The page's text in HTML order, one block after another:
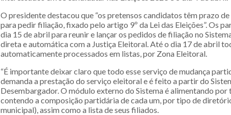
O presidente destacou que “os pretensos candidatos têm prazo de
para pedir filiação, fixado pelo artigo 9º da Lei das Eleições”. Os
dia 15 de abril para reunir e lançar os pedidos de filiação no
direta e automática com a Justiça Eleitoral. Até o dia 17 de abril
automaticamente processados em listas, por Zona Eleitoral.
“É importante deixar claro que todo esse serviço de mudança
demanda a prestação do serviço eleitoral e é feito a partir do
Desembargador. O módulo externo do Sistema é alimentando
contendo a composição partidária de cada um, por tipo de
municipal), assim como a lista de seus filiados.